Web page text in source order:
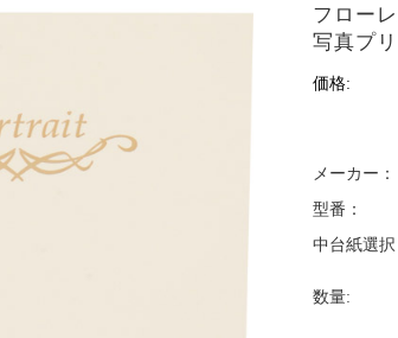
フロー
写真プ
価格:
メーカー：
型番：
中台紙選択
数量: